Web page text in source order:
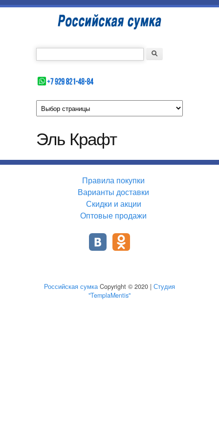
Перейти к основному содержанию
Российская
сумка
Форма поиска Поиск
Эль Крафт
Правила покупки
Варианты доставки
Скидки и акции
Оптовые продажи
Российская сумкаCopyright © 2020 | Студия
"TemplaMentis"